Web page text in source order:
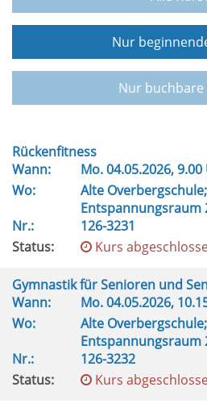
Nur
Nur buchbare
Rückenfitness
Wann:
Mo.04.05.2026,
Wo:
Alte
Entspannungsraum
Nr.:
126-3231
Status:
Kurs
Gymnastik für Senioren und
Wann:
Mo.04.05.2026,
Wo:
Alte
Entspannungsraum
Nr.:
126-3232
Status:
Kurs